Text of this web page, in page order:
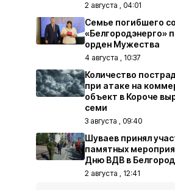
2 августа , 04:01
Семье погибшего
«Белгородэнерго»
орден Мужества
4 августа , 10:37
Количество
при атаке на
объект в Короче
семи
3 августа , 09:40
Шуваев принял
памятных
Дню ВДВ в
2 августа , 12:41